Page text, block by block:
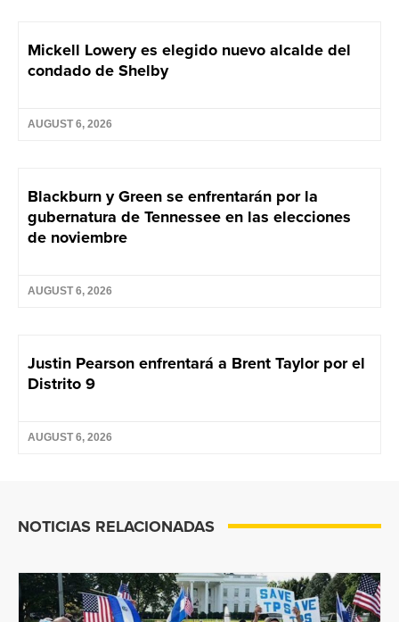
Mickell Lowery es elegido nuevo alcalde del
condado de Shelby
AUGUST 6, 2026
Blackburn y Green se enfrentarán por la
gubernatura de Tennessee en las elecciones
de noviembre
AUGUST 6, 2026
Justin Pearson enfrentará a Brent Taylor por el
Distrito 9
AUGUST 6, 2026
NOTICIAS RELACIONADAS